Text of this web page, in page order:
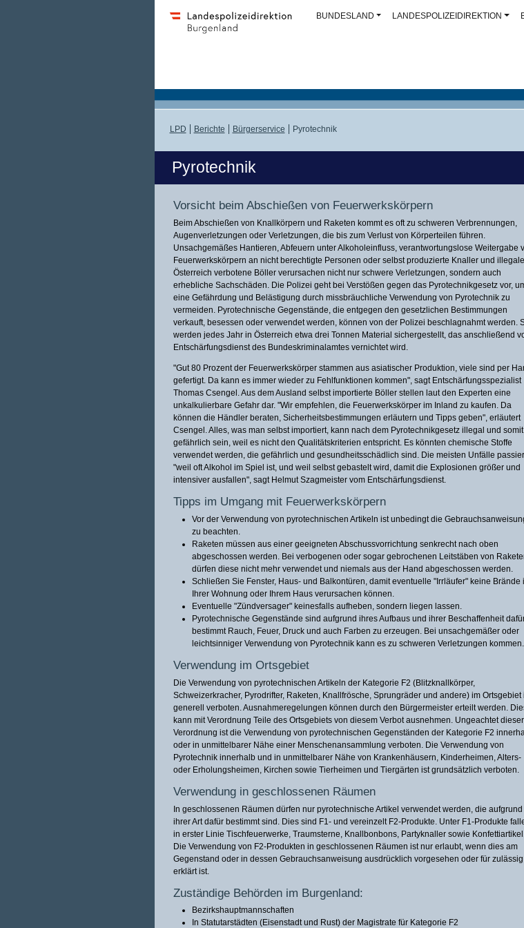
BUNDESLAND LANDESPOLIZEIDIREKTION
LPD Berichte Bürgerservice Pyrotechnik
Pyrotechnik
Vorsicht beim Abschießen von Feuerwerkskörpern
Beim Abschießen von Knallkörpern und Raketen kommt es oft zu schweren Verbrennungen,
Augenverletzungen oder Verletzungen, die bis zum Verlust von Körperteilen führen.
Unsachgemäßes Hantieren, Abfeuern unter Alkoholeinfluss, verantwortungslose Weitergabe
Feuerwerkskörpern an nicht berechtigte Personen oder selbst produzierte Knaller und
Österreich verbotene Böller verursachen nicht nur schwere Verletzungen, sondern auch
erhebliche Sachschäden. Die Polizei geht bei Verstößen gegen das Pyrotechnikgesetz vor,
eine Gefährdung und Belästigung durch missbräuchliche Verwendung von Pyrotechnik zu
vermeiden. Pyrotechnische Gegenstände, die entgegen den gesetzlichen Bestimmungen
verkauft, besessen oder verwendet werden, können von der Polizei beschlagnahmt werden.
werden jedes Jahr in Österreich etwa drei Tonnen Material sichergestellt, das anschließend
Entschärfungsdienst des Bundeskriminalamtes vernichtet wird.
"Gut 80 Prozent der Feuerwerkskörper stammen aus asiatischer Produktion, viele sind per
gefertigt. Da kann es immer wieder zu Fehlfunktionen kommen", sagt Entschärfungsspezialist
Thomas Csengel. Aus dem Ausland selbst importierte Böller stellen laut den Experten eine
unkalkulierbare Gefahr dar. "Wir empfehlen, die Feuerwerkskörper im Inland zu kaufen. Da
können die Händler beraten, Sicherheitsbestimmungen erläutern und Tipps geben", erläutert
Csengel. Alles, was man selbst importiert, kann nach dem Pyrotechnikgesetz illegal und somit
gefährlich sein, weil es nicht den Qualitätskriterien entspricht. Es könnten chemische Stoffe
verwendet werden, die gefährlich und gesundheitsschädlich sind. Die meisten Unfälle
"weil oft Alkohol im Spiel ist, und weil selbst gebastelt wird, damit die Explosionen größer und
intensiver ausfallen", sagt Helmut Szagmeister vom Entschärfungsdienst.
Tipps im Umgang mit Feuerwerkskörpern
Vor der Verwendung von pyrotechnischen Artikeln ist unbedingt die
zu beachten.
Raketen müssen aus einer geeigneten Abschussvorrichtung senkrecht nach oben
abgeschossen werden. Bei verbogenen oder sogar gebrochenen Leitstäben von
dürfen diese nicht mehr verwendet und niemals aus der Hand abgeschossen werden.
Schließen Sie Fenster, Haus- und Balkontüren, damit eventuelle "Irrläufer" keine Brände
Ihrer Wohnung oder Ihrem Haus verursachen können.
Eventuelle "Zündversager" keinesfalls aufheben, sondern liegen lassen.
Pyrotechnische Gegenstände sind aufgrund ihres Aufbaus und ihrer Beschaffenheit
bestimmt Rauch, Feuer, Druck und auch Farben zu erzeugen. Bei unsachgemäßer oder
leichtsinniger Verwendung von Pyrotechnik kann es zu schweren Verletzungen kommen.
Verwendung im Ortsgebiet
Die Verwendung von pyrotechnischen Artikeln der Kategorie F2 (Blitzknallkörper,
Schweizerkracher, Pyrodrifter, Raketen, Knallfrösche, Sprungräder und andere) im Ortsgebiet
generell verboten. Ausnahmeregelungen können durch den Bürgermeister erteilt werden.
kann mit Verordnung Teile des Ortsgebiets von diesem Verbot ausnehmen. Ungeachtet dieser
Verordnung ist die Verwendung von pyrotechnischen Gegenständen der Kategorie F2
oder in unmittelbarer Nähe einer Menschenansammlung verboten. Die Verwendung von
Pyrotechnik innerhalb und in unmittelbarer Nähe von Krankenhäusern, Kinderheimen, Alters-
oder Erholungsheimen, Kirchen sowie Tierheimen und Tiergärten ist grundsätzlich verboten.
Verwendung in geschlossenen Räumen
In geschlossenen Räumen dürfen nur pyrotechnische Artikel verwendet werden, die aufgrund
ihrer Art dafür bestimmt sind. Dies sind F1- und vereinzelt F2-Produkte. Unter F1-Produkte
in erster Linie Tischfeuerwerke, Traumsterne, Knallbonbons, Partyknaller sowie Konfettiartikel.
Die Verwendung von F2-Produkten in geschlossenen Räumen ist nur erlaubt, wenn dies am
Gegenstand oder in dessen Gebrauchsanweisung ausdrücklich vorgesehen oder für zulässig
erklärt ist.
Zuständige Behörden im Burgenland:
Bezirkshauptmannschaften
In Statutarstädten (Eisenstadt und Rust) der Magistrate für Kategorie F2